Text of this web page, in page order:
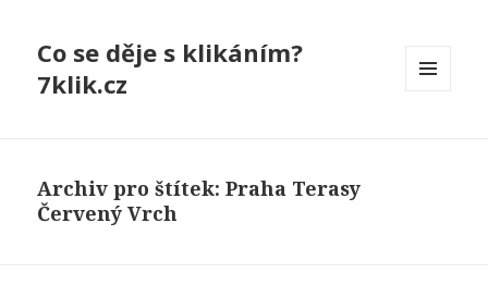
Co se děje s klikáním?
7klik.cz
Archiv pro štítek: Praha Terasy
Červený Vrch